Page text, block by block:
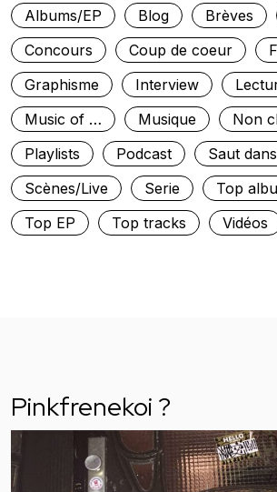
Albums/EP
Blog Brèves
Concours
Coup de coeur
Graphisme
Interview
Music of …
Musique
Non
Playlists
Podcast
Saut
Scènes/Live
Serie
Top
Top EP
Top tracks Vidéos
Pinkfrenekoi ?